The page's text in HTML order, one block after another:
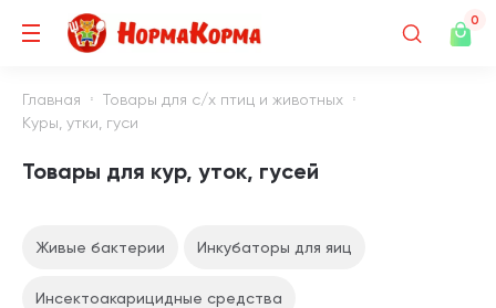
0
Главная
Товары для с/х птиц и животных
Куры, утки, гуси
Товары для кур, уток, гусей
Живые бактерии Инкубаторы для яиц
Инсектоакарицидные средства